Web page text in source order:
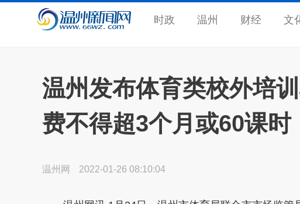
时政 温州 财经 文
温州发布体育类校外培
费不得超3个月或60课时
温州网 2022-01-26 08:10:04